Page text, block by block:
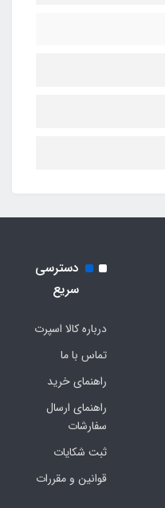
دسترسی
سریع
درباره کالا اسپرت
تماس با ما
راهنمای خرید
راهنمای ارسال
سفارشات
ثبت شکایات
قوانین و مقررات